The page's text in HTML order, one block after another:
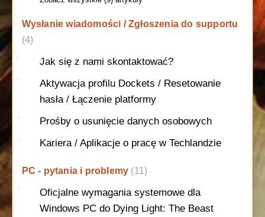
Wysłanie wiadomości / Zgłoszenia do supportu
4
Jak się z nami skontaktować?
Aktywacja profilu Dockets / Resetowanie
hasła / Łączenie platformy
Prośby o usunięcie danych osobowych
Kariera / Aplikacje o pracę w Techlandzie
PC - pytania i problemy 11
Oficjalne wymagania systemowe dla
Windows PC do Dying Light: The Beast